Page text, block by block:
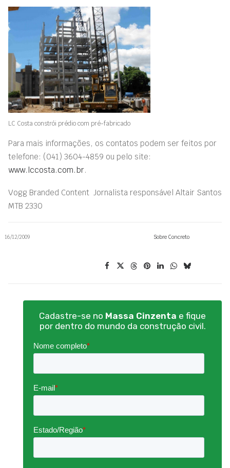
LC Costa constrói prédio com pré-fabricado
Para mais informações, os contatos podem ser feitos por
telefone: (041) 3604-4859 ou pelo site:
www.lccosta.com.br.
Vogg Branded Content  Jornalista responsável Altair Santos
MTB 2330
16/12/2009 Sobre Concreto
Cadastre-se no Massa Cinzenta e fique
por dentro do mundo da construção civil.